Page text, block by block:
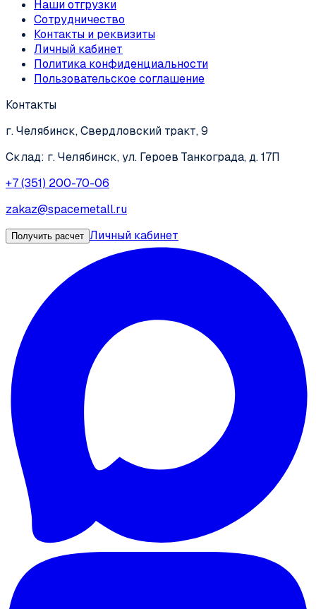
Наши отгрузки
Сотрудничество
Контакты и реквизиты
Личный кабинет
Политика конфиденциальности
Пользовательское соглашение
Контакты
г. Челябинск, Свердловский тракт, 9
Склад: г. Челябинск, ул. Героев Танкограда, д. 17П
+7 (351) 200-70-06
zakaz@spacemetall.ru
Получить расчет Личный кабинет